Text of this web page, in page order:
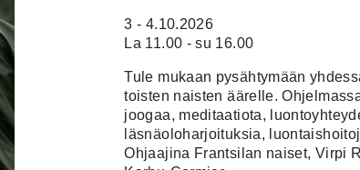
3 - 4.10.2026
La 11.00 - su 16.00
Tule mukaan pysähtymään
toisten naisten äärelle.
joogaa, meditaatiota,
läsnäoloharjoituksia,
Ohjaajina Frantsilan naiset, Virpi